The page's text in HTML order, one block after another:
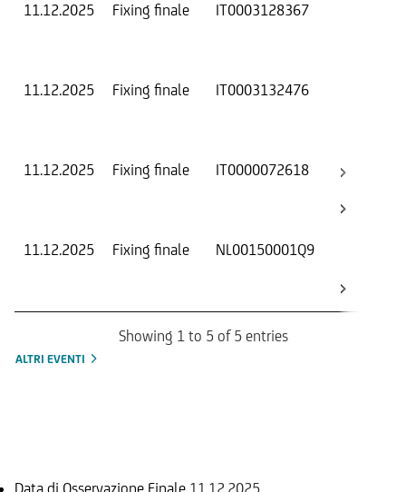
11.12.2025
Fixing finale IT0003128367
11.12.2025
Fixing finale IT0003132476
11.12.2025
Fixing finale IT0000072618
11.12.2025
Fixing finale NL00150001Q9
Showing 1 to 5 of 5 entries
ALTRI EVENTI
Data di Osservazione Finale 11.12.2025